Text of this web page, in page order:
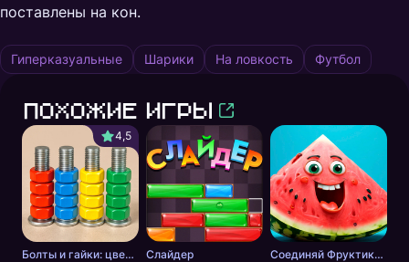
поставлены на кон.
Гиперказуальные Шарики На ловкость Футбол
Похожие игры
4,5
Болты и гайки: цветная сортировка Слайдер Соединяй Фруктики: Арбуз в 2048!